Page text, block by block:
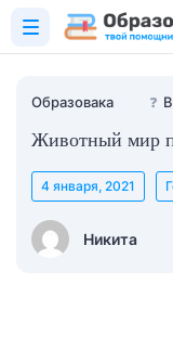
Образовака ❓
Животный мир
Никита
4 января, 2021